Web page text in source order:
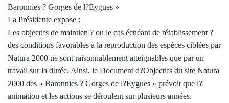
Baronnies ? Gorges de l?Eygues »
La Présidente expose :
Les objectifs de maintien ? ou le cas échéant de rétablissement ?
des conditions favorables à la reproduction des espèces ciblées par
Natura 2000 ne sont raisonnablement atteignables que par un
travail sur la durée. Ainsi, le Document d?Objectifs du site Natura
2000 des « Baronnies ? Gorges de l?Eygues » prévoit que l?
animation et les actions se déroulent sur plusieurs années.